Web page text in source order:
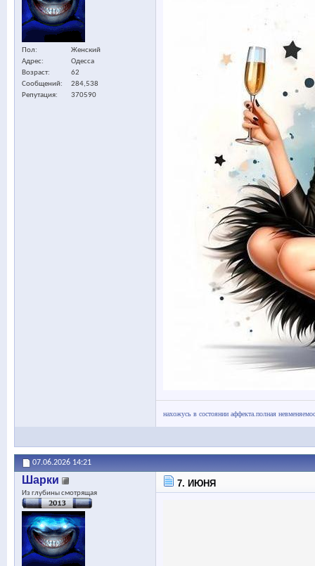
Пол
Женский
Адрес
Одесса
Возраст
62
Сообщений
284,538
Репутация
370590
нахожусь в состоянии аффекта.полная
07.06.2026 14:21
Шарки
Из глубины смотрящая
7. ИЮНЯ